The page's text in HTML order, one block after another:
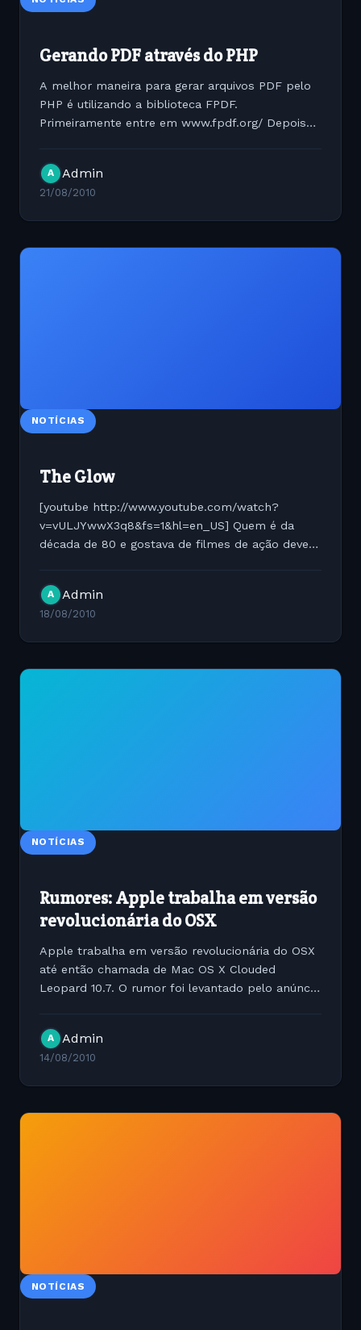
Gerando PDF através do PHP
A melhor maneira para gerar arquivos PDF pelo
PHP é utilizando a biblioteca FPDF.
Primeiramente entre em www.fpdf.org/ Depois
files. require...
A Admin
21/08/2010
NOTÍCIAS
The Glow
[youtube http://www.youtube.com/watch?
v=vULJYwwX3q8&fs=1&hl=en_US] Quem é da
década de 80 e gostava de filmes de ação deve
Branco; 2) O último...
A Admin
18/08/2010
NOTÍCIAS
Rumores: Apple trabalha em versão
revolucionária do OSX
Apple trabalha em versão revolucionária do OSX
até então chamada de Mac OS X Clouded
Leopard 10.7. O rumor foi levantado pelo anúncio
tecnologias...
A Admin
14/08/2010
NOTÍCIAS